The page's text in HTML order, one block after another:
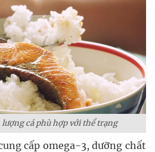
lượng cá phù hợp với thể trạng
cấp omega-3, dưỡng chất